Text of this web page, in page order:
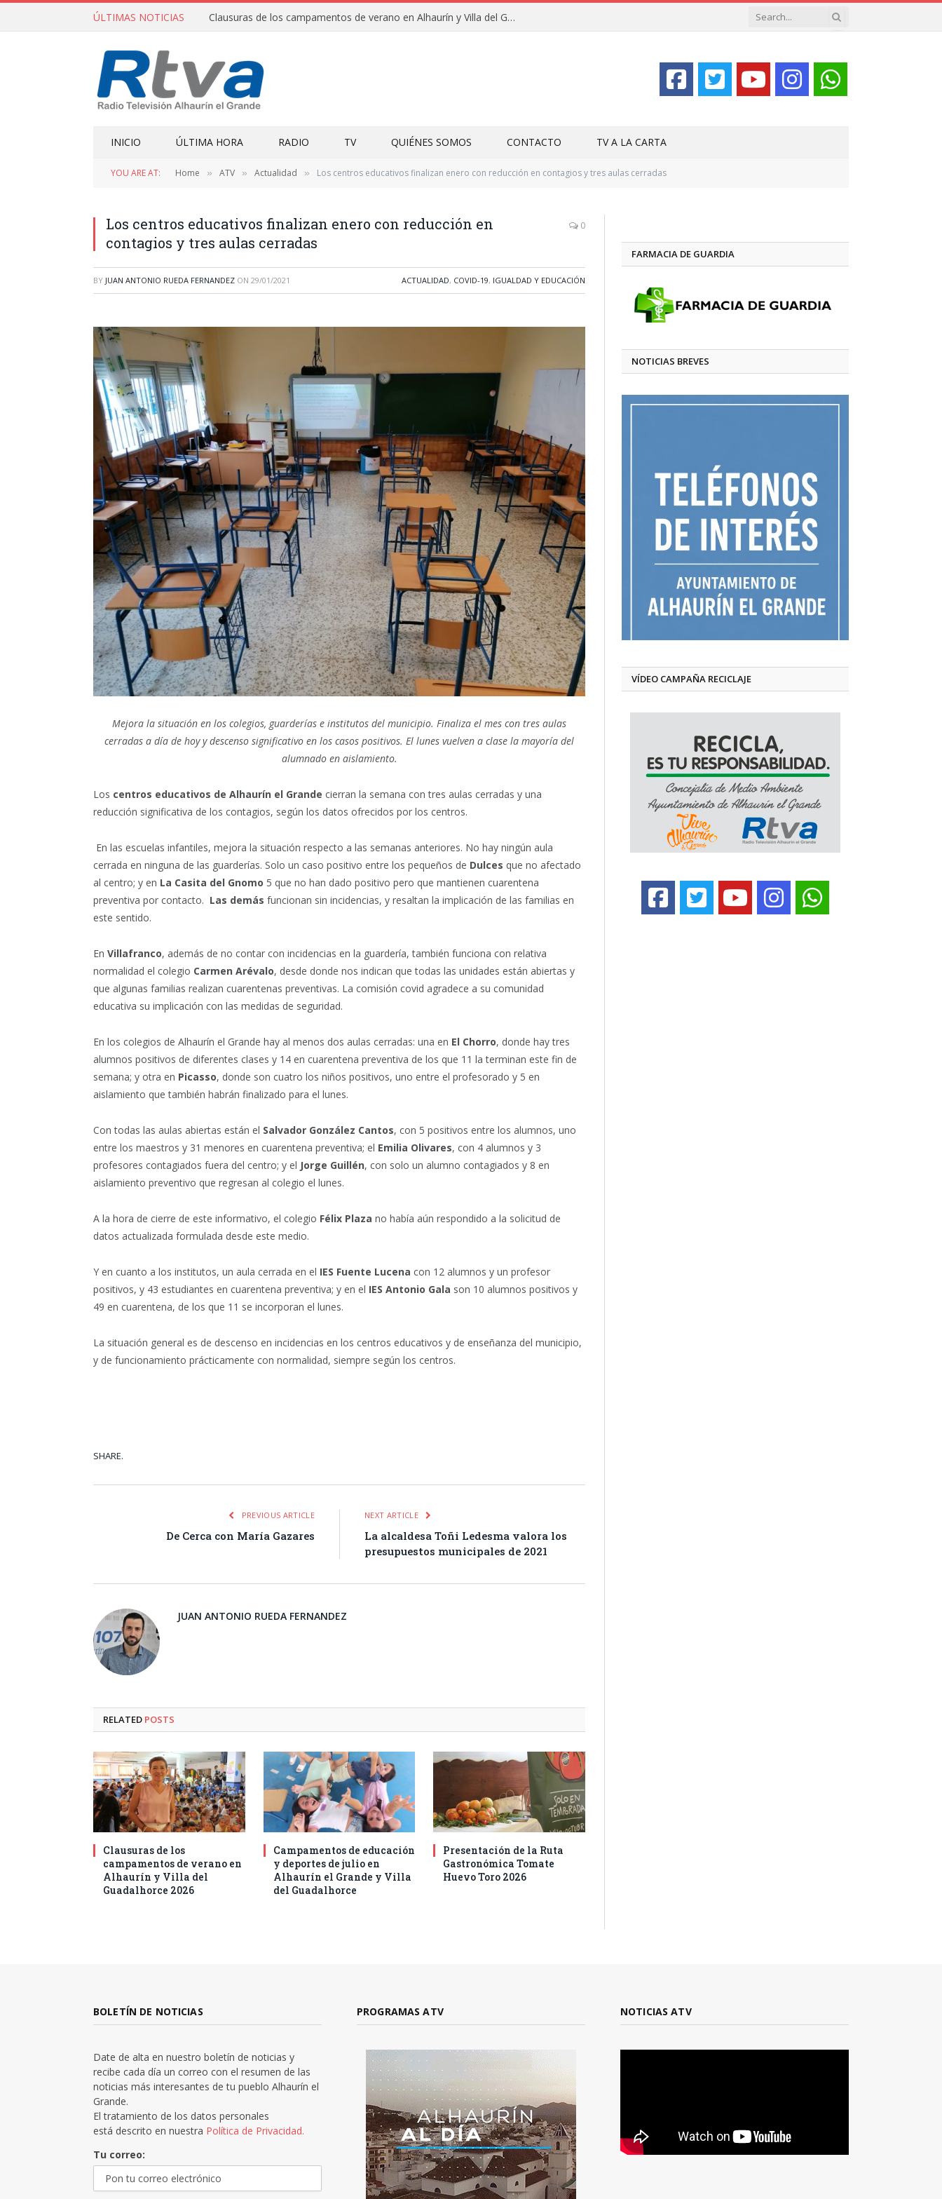
ÚLTIMAS NOTICIAS Clausuras de los campamentos de verano en Alhaurín y Villa del Guadalhorce 2026
INICIO ÚLTIMA HORA RADIO TV QUIÉNES SOMOS CONTACTO TV A LA CARTA
YOU ARE AT: Home » ATV » Actualidad » Los centros educativos finalizan enero con reducción en contagios y tres aulas cerradas
Los centros educativos finalizan enero con reducción en
contagios y tres aulas cerradas
0
BY JUAN ANTONIO RUEDA FERNANDEZ ON 29/01/2021 ACTUALIDAD, COVID-19, IGUALDAD Y EDUCACIÓN
Mejora la situación en los colegios, guarderías e institutos del municipio. Finaliza el mes con tres aulas
cerradas a día de hoy y descenso significativo en los casos positivos. El lunes vuelven a clase la mayoría del
alumnado en aislamiento.
Los centros educativos de Alhaurín el Grande cierran la semana con tres aulas cerradas y una
reducción significativa de los contagios, según los datos ofrecidos por los centros.
En las escuelas infantiles, mejora la situación respecto a las semanas anteriores. No hay ningún aula
cerrada en ninguna de las guarderías. Solo un caso positivo entre los pequeños de Dulces que no afectado
al centro; y en La Casita del Gnomo 5 que no han dado positivo pero que mantienen cuarentena
preventiva por contacto. Las demás funcionan sin incidencias, y resaltan la implicación de las familias en
este sentido.
En Villafranco, además de no contar con incidencias en la guardería, también funciona con relativa
normalidad el colegio Carmen Arévalo, desde donde nos indican que todas las unidades están abiertas y
que algunas familias realizan cuarentenas preventivas. La comisión covid agradece a su comunidad
educativa su implicación con las medidas de seguridad.
En los colegios de Alhaurín el Grande hay al menos dos aulas cerradas: una en El Chorro, donde hay tres
alumnos positivos de diferentes clases y 14 en cuarentena preventiva de los que 11 la terminan este fin de
semana; y otra en Picasso, donde son cuatro los niños positivos, uno entre el profesorado y 5 en
aislamiento que también habrán finalizado para el lunes.
Con todas las aulas abiertas están el Salvador González Cantos, con 5 positivos entre los alumnos, uno
entre los maestros y 31 menores en cuarentena preventiva; el Emilia Olivares, con 4 alumnos y 3
profesores contagiados fuera del centro; y el Jorge Guillén, con solo un alumno contagiados y 8 en
aislamiento preventivo que regresan al colegio el lunes.
A la hora de cierre de este informativo, el colegio Félix Plaza no había aún respondido a la solicitud de
datos actualizada formulada desde este medio.
Y en cuanto a los institutos, un aula cerrada en el IES Fuente Lucena con 12 alumnos y un profesor
positivos, y 43 estudiantes en cuarentena preventiva; y en el IES Antonio Gala son 10 alumnos positivos y
49 en cuarentena, de los que 11 se incorporan el lunes.
La situación general es de descenso en incidencias en los centros educativos y de enseñanza del municipio,
y de funcionamiento prácticamente con normalidad, siempre según los centros.
SHARE.
PREVIOUS ARTICLE
De Cerca con María Gazares
NEXT ARTICLE
La alcaldesa Toñi Ledesma valora los
presupuestos municipales de 2021
JUAN ANTONIO RUEDA FERNANDEZ
RELATED POSTS
Clausuras de los
campamentos de verano en
Alhaurín y Villa del
Guadalhorce 2026
Campamentos de educación
y deportes de julio en
Alhaurín el Grande y Villa
del Guadalhorce
Presentación de la Ruta
Gastronómica Tomate
Huevo Toro 2026
FARMACIA DE GUARDIA
NOTICIAS BREVES
VÍDEO CAMPAÑA RECICLAJE
BOLETÍN DE NOTICIAS
Date de alta en nuestro boletín de noticias y
recibe cada día un correo con el resumen de las
noticias más interesantes de tu pueblo Alhaurín el
Grande.
El tratamiento de los datos personales
está descrito en nuestra Política de Privacidad.
Tu correo:
PROGRAMAS ATV NOTICIAS ATV